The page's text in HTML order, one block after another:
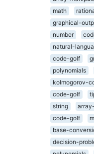
math
graphical-
number
natural-
code-golf
polynomials
kolmogorov-
code-golf
string
code-golf
base-
decision-